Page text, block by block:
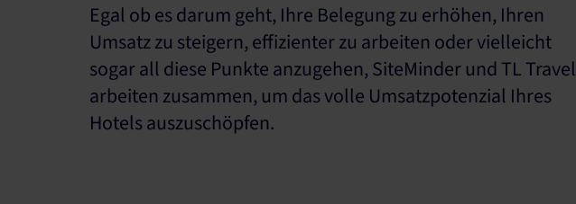
Egal ob es darum geht, Ihre Belegung zu erhöhen, Ihren
Umsatz zu steigern, effizienter zu arbeiten oder vielleicht
sogar all diese Punkte anzugehen, SiteMinder und TL Travel
arbeiten zusammen, um das volle Umsatzpotenzial Ihres
Hotels auszuschöpfen.